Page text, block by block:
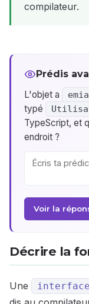
compilateur.
Prédis
L'objet a
typé
TypeScript, et
endroit ?
Voir la
Décrire la
Une interface